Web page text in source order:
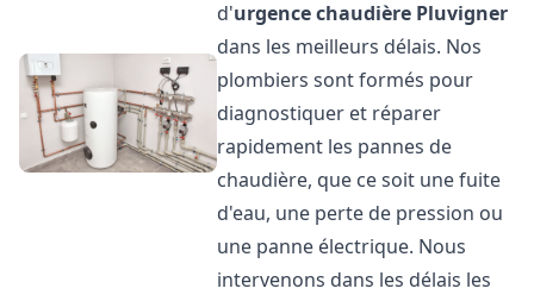
d'urgence chaudière Pluvigner
dans les meilleurs délais. Nos
plombiers sont formés pour
diagnostiquer et réparer
rapidement les pannes de
chaudière, que ce soit une fuite
d'eau, une perte de pression ou
une panne électrique. Nous
intervenons dans les délais les